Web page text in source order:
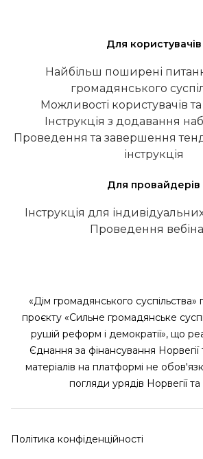
Для користувачів
Найбільш поширені
громадянського
Можливості користувачів
Інструкція з додавання
Проведення та завершення
інструкція
Для провайдерів
Інструкція для
Проведення
«Дім громадянського
проєкту «Сильне громадянське
рушій реформ і демократії», що
Єднання за фінансування Норвегії
матеріалів на платформі не
погляди урядів Норвегії
Політика конфіденційності